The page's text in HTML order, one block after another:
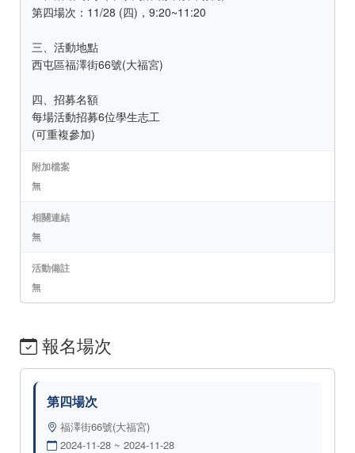
第四場次：11/28 (四)，9:20~11:20
三、活動地點
西屯區福澤街66號(大福宮)
四、招募名額
每場活動招募6位學生志工
(可重複參加)
附加檔案
無
相關連結
無
活動備註
無
報名場次
第四場次
福澤街66號(大福宮)
2024-11-28 ~ 2024-11-28